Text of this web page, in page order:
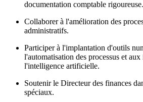
documentation comptable rigoureuse.
Collaborer à l'amélioration des
administratifs.
Participer à l'implantation d'outils
l'automatisation des processus et
l'intelligence artificielle.
Soutenir le Directeur des finances
spéciaux.